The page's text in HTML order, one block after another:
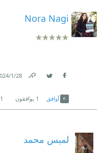
Nora Nagi
28‏/1‏/2024
أوافق 1 يوافقون 1 تعليقات
لميس محمد